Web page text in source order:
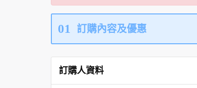
01 訂購內容及優惠
訂購人資料